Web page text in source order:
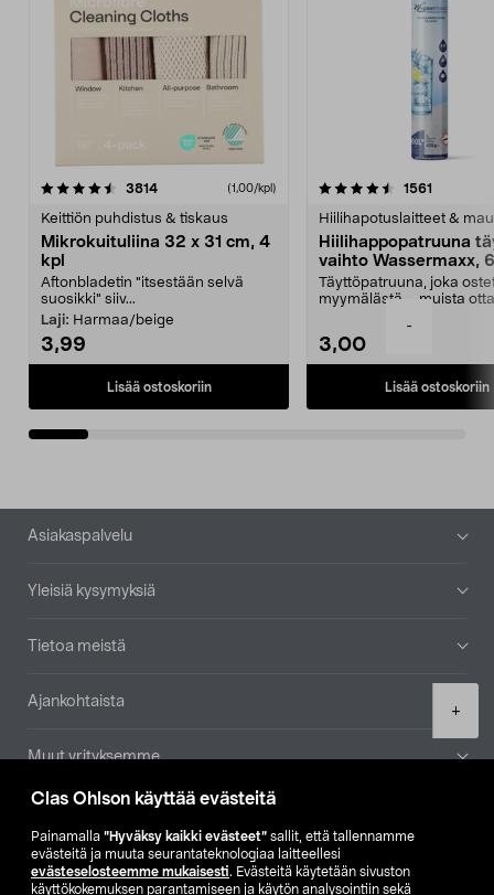
Clas Ohlson käyttää evästeitä
Painamalla ”Hyväksy kaikki evästeet” sallit, että tallennamme
evästeitä ja muuta seurantateknologiaa laitteellesi
evästeselosteemme mukaisesti. Evästeitä käytetään sivuston
käyttökokemuksen parantamiseen ja käytön analysointiin sekä
-
+
3814arvostelut (1,00/kpl)
Keittiön puhdistus & tiskaus
Mikrokuituliina 32 x 31 cm, 4
kpl
Aftonbladetin "itsestään selvä
suosikki" siiv...
Laji: Harmaa/beige
3,99
Lisää ostoskoriin
4.5viidestä
1561
Hiilihapotuslaitteet &
Hiilihappopatruuna
vaihto Wassermaxx,
Täyttöpatruuna, joka
myymälästä – muista
3,00
Lisää ostoskoriin
4.5viidestä
Alatunniste
Asiakaspalvelu
Yleisiä kysymyksiä
Tietoa meistä
Ajankohtaista
Muut yrityksemme
Etsi myymälä
SE NO FI